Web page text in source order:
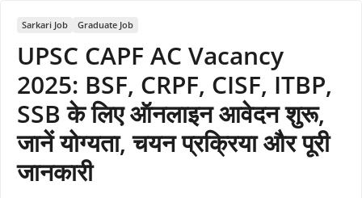
Sarkari Job Graduate Job
UPSC CAPF AC Vacancy
2025: BSF, CRPF, CISF, ITBP,
SSB के लिए ऑनलाइन आवेदन शुरू,
जानें योग्यता, चयन प्रक्रिया और पूरी
जानकारी